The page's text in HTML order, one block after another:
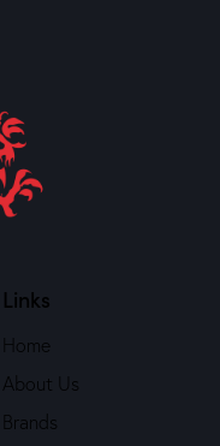
Links
Home
About Us
Brands